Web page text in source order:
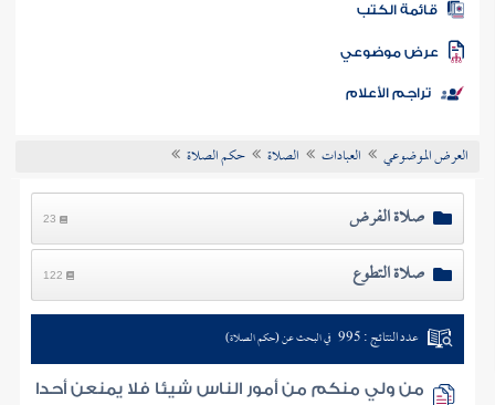
المكتبة
الكتب
موضوعي
تراجم الأعلام
العرض الموضوعي العبادات الصلاة حكم الصلاة
صلاة الفرض 23
صلاة التطوع 122
عدد النتائج : 995 في البحث عن (حكم الصلاة)
من ولي منكم من أمور الناس شيئا فلا يمنعن أحدا